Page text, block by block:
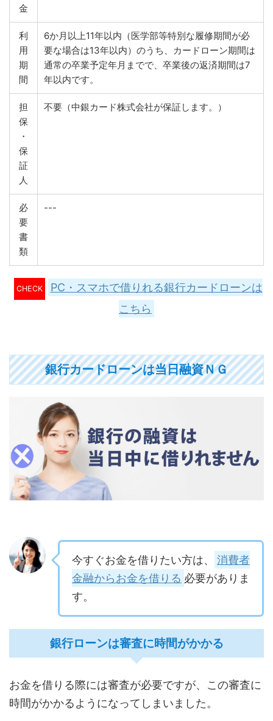
金
利
用
期
間
6か月以上11年以内（医学部等特別な履修期間が必
要な場合は13年以内）のうち、カードローン期間は
通常の卒業予定年月までで、卒業後の返済期間は7
年以内です。
担
保
・
保
証
人
不要（中銀カード株式会社が保証します。）
必
要
書
類
---
CHECK
PC・スマホで借りれる銀行カードローンは
こちら
銀行カードローンは当日融資ＮＧ
今すぐお金を借りたい方は、
消費者
金融からお金を借りる 必要がありま
す。
銀行ローンは審査に時間がかかる
お金を借りる際には審査が必要ですが、この審査に
時間がかかるようになってしまいました。